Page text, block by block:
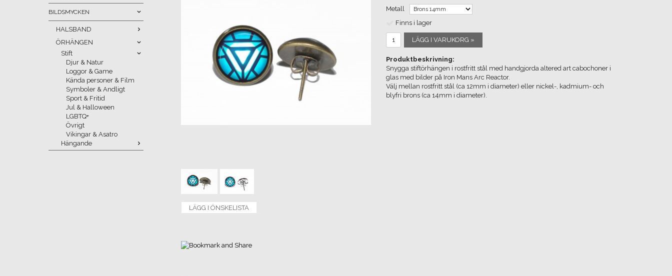
BILDSMYCKEN
HALSBAND
ÖRHÄNGEN
Stift
Djur & Natur
Loggor & Game
Kända personer & Film
Symboler & Andligt
Sport & Fritid
Jul & Halloween
LGBTQ+
Övrigt
Vikingar & Asatro
Hängande
LÄGG I ÖNSKELISTA
Metall
Finns i lager
LÄGG I VARUKORG »
Produktbeskrivning:
Snygga stiftörhängen i rostfritt stål med handgjorda altered art cabochoner i
glas med bilder på Iron Mans Arc Reactor.
Välj mellan rostfritt stål (ca 12mm i diameter) eller nickel-, kadmium- och
blyfri brons (ca 14mm i diameter).